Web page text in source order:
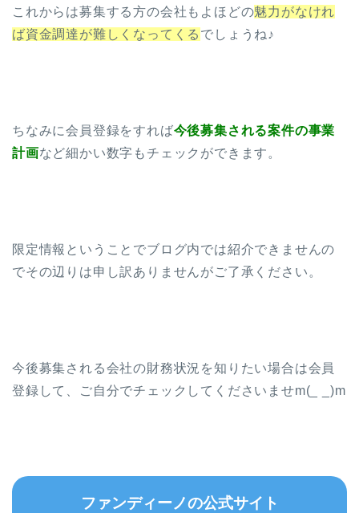
これからは募集する方の会社もよほどの魅力がなけれ
ば資金調達が難しくなってくる でしょうね♪
ちなみに会員登録をすれば今後募集される案件の事業
計画など細かい数字もチェックができます。
限定情報ということでブログ内では紹介できませんの
でその辺りは申し訳ありませんがご了承ください。
今後募集される会社の財務状況を知りたい場合は会員
登録して、ご自分でチェックしてくださいませm(_ _)m
ファンディーノの公式サイト